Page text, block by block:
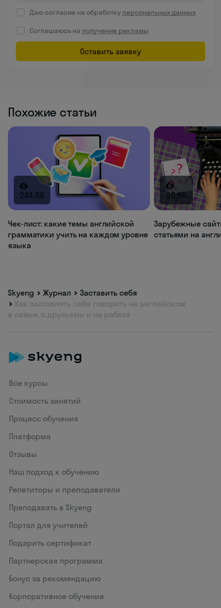
Даю согласие на обработку персональных данных
Соглашаюсь на получение рекламы
Оставить заявку
Похожие статьи
244.6K
Чек-лист: какие темы английской
грамматики учить на каждом уровне
языка
86.6K
Зарубежные
статьями на
Skyeng Журнал
Заставить себя
Как заставлять себя говорить на английском
в семье, с друзьями и на работе
Все курсы
Стоимость занятий
Процесс обучения
Платформа
Отзывы
Наш подход к обучению
Репетиторы и преподаватели
Преподавать в Skyeng
Портал для учителей
Подарить сертификат
Партнерская программа
Бонус за рекомендацию
Корпоративное обучение